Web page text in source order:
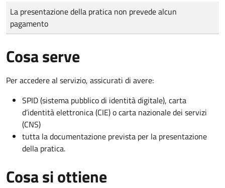
Tipo di pagamento
Importo
La presentazione della pratica non prevede alcun
pagamento
Cosa serve
Per accedere al servizio, assicurati di avere:
SPID (sistema pubblico di identità digitale), carta
d’identità elettronica (CIE) o carta nazionale dei servizi
(CNS)
tutta la documentazione prevista per la presentazione
della pratica.
Cosa si ottiene